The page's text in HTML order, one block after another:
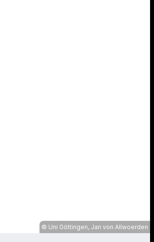
Uni Göttingen, Jan von Allwoerden